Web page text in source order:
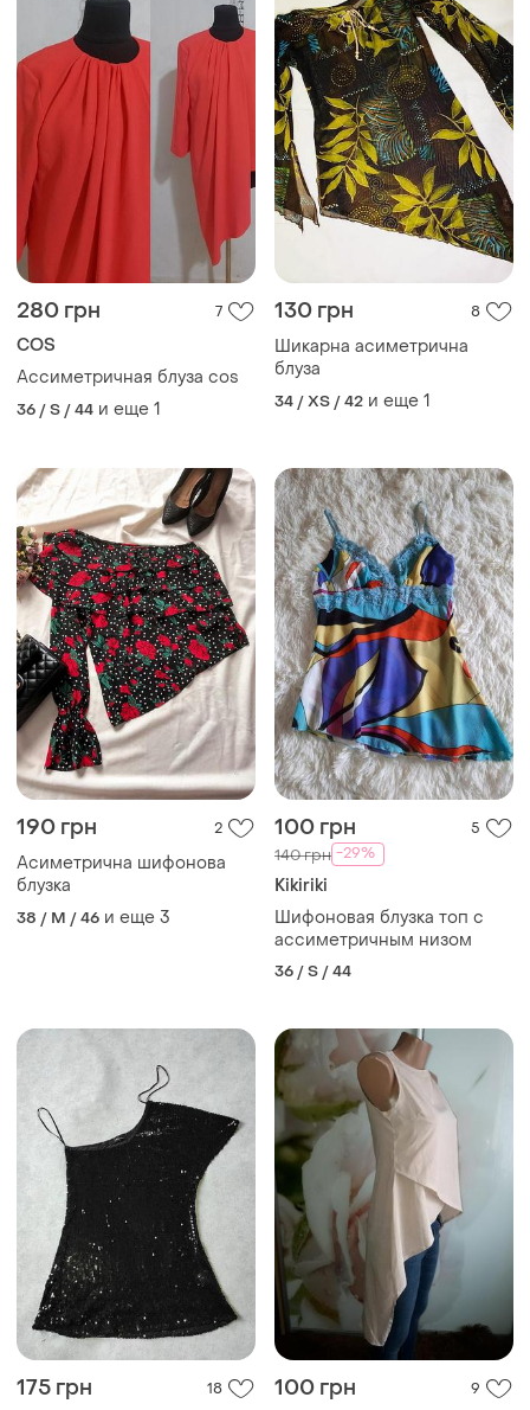
280 грн 7
COS
Ассиметричная блуза cos
36 / S / 44 и еще 1
130 грн 8
Шикарна асиметрична
блуза
34 / XS / 42 и еще 1
190 грн 2
Асиметрична шифонова
блузка
38 / M / 46 и еще 3
100 грн 5
140 грн -29%
Kikiriki
Шифоновая блузка топ с
ассиметричным низом
36 / S / 44
175 грн 18 100 грн 9